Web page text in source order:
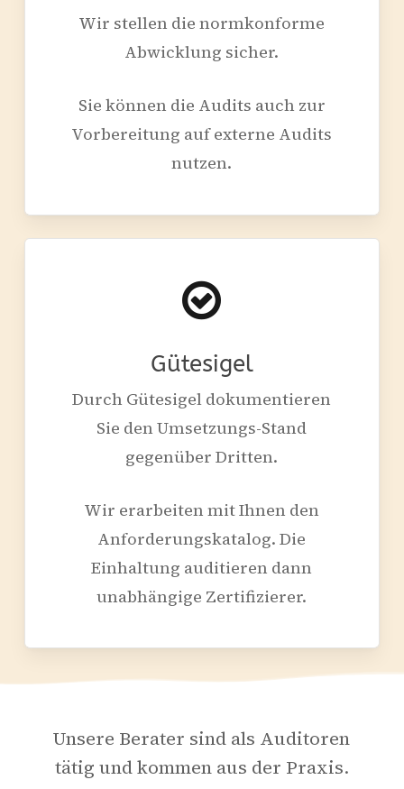
Wir stellen die normkonforme
Abwicklung sicher.
Sie können die Audits auch zur
Vorbereitung auf externe Audits
nutzen.
Gütesigel
Durch Gütesigel dokumentieren
Sie den Umsetzungs-Stand
gegenüber Dritten.
Wir erarbeiten mit Ihnen den
Anforderungskatalog. Die
Einhaltung auditieren dann
unabhängige Zertifizierer.
Unsere Berater sind als Auditoren
tätig und kommen aus der Praxis.